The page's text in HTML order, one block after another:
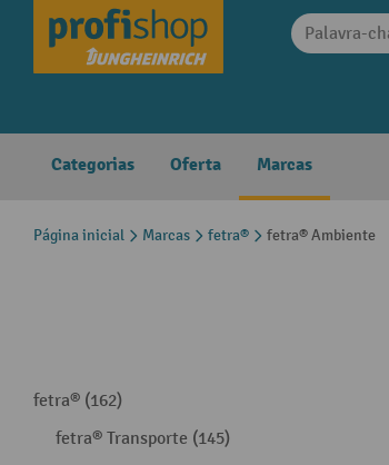
Saltar para a navegação principal
Categorias Oferta Marcas
Página inicial Marcas fetra® fetra® Ambiente
fetra® (162)
fetra® Transporte (145)